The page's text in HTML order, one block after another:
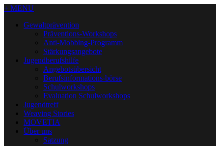
+ MENU
Gewaltprävention
Präventions-Workshops
Anti-Mobbing-Programm
Stärkungsangebote
Jugendberufshilfe
Angebotsübersicht
Berufsinformations-börse
Schulworkshops
Evaluation Schulworkshops
Jugendtreff
Weaving Stories
MOVETIA
Über uns
Satzung